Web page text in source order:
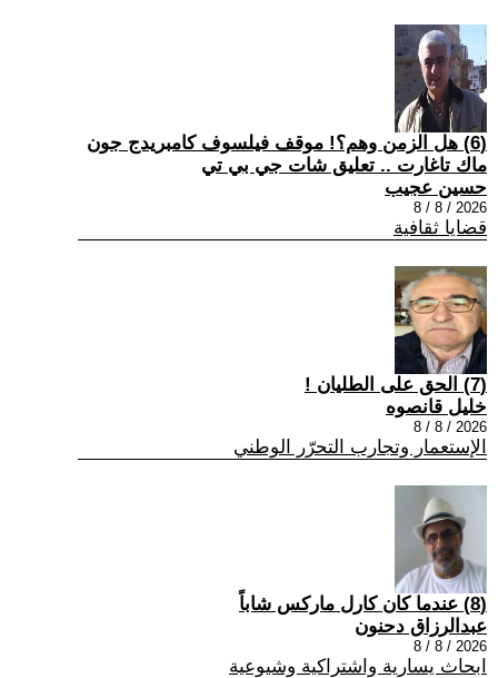
(6) هل الزمن وهم؟! موقف فيلسوف كامبريدج جون
ماك تاغارت .. تعليق شات جي بي تي
حسين عجيب
2026 / 8 / 8
قضايا ثقافية
(7) الحق على الطليان !
خليل قانصوه
2026 / 8 / 8
الإستعمار وتجارب التحرّر الوطني
(8) عندما كان كارل ماركس شاباً
عبدالرزاق دحنون
2026 / 8 / 8
ابحاث يسارية واشتراكية وشيوعية